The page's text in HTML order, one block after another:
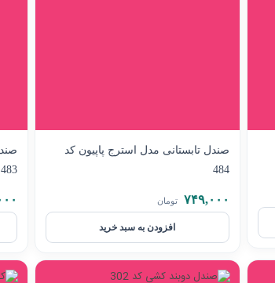
صندل تابستانی مدل استرج پاپیون کد
484
۷۴۹,۰۰۰ تومان
افزودن به سبد خرید
483